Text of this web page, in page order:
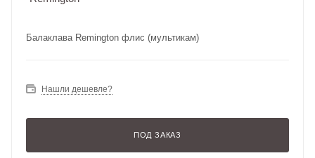
Балаклава Remington флис (мультикам)
Нашли дешевле?
ПОД ЗАКАЗ